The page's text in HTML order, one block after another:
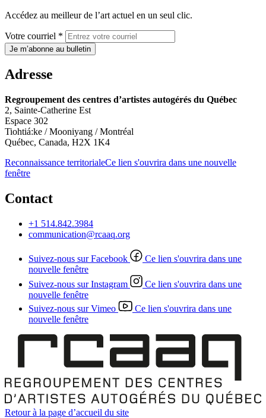
Accédez au meilleur de l’art actuel en un seul clic.
Votre courriel *
Je m’abonne au bulletin
Adresse
Regroupement des centres d’artistes autogérés du Québec
2, Sainte-Catherine Est
Espace 302
Tiohtiá:ke / Mooniyang / Montréal
Québec, Canada, H2X 1K4
Reconnaissance territorialeCe lien s'ouvrira dans une nouvelle
fenêtre
Contact
+1 514.842.3984
communication@rcaaq.org
Suivez-nous sur Facebook
Ce lien s'ouvrira dans une
nouvelle fenêtre
Suivez-nous sur Instagram
Ce lien s'ouvrira dans une
nouvelle fenêtre
Suivez-nous sur Vimeo
Ce lien s'ouvrira dans une
nouvelle fenêtre
Retour à la page d’accueil du site